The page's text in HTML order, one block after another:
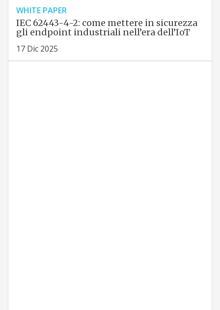
WHITE PAPER
IEC 62443-4-2: come mettere in sicurezza
gli endpoint industriali nell’era dell’IoT
17 Dic 2025